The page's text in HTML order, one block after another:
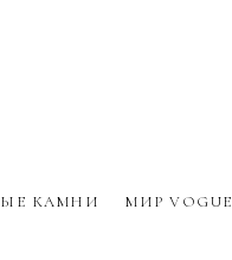
КАМНИ МИР VOGUE